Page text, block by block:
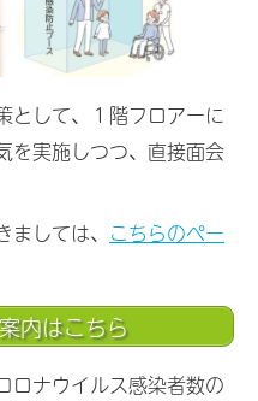
として、１階フロアーに
を実施しつつ、直接面会
しては、 こちらのペー
内はこちら
ロナウイルス感染者数の